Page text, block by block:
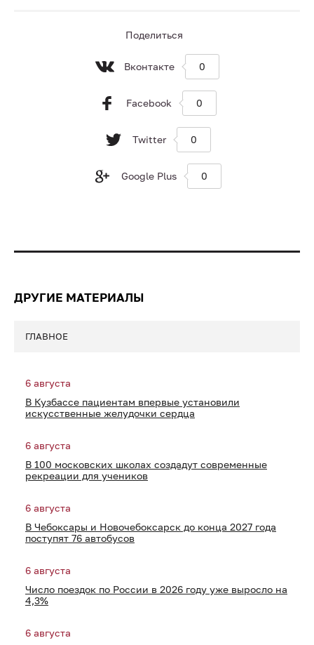
Поделиться
Вконтакте 0
Facebook 0
Twitter 0
Google Plus 0
ДРУГИЕ МАТЕРИАЛЫ
ГЛАВНОЕ
6 августа
В Кузбассе пациентам впервые установили
искусственные желудочки сердца
6 августа
В 100 московских школах создадут современные
рекреации для учеников
6 августа
В Чебоксары и Новочебоксарск до конца 2027 года
поступят 76 автобусов
6 августа
Число поездок по России в 2026 году уже выросло на
4,3%
6 августа